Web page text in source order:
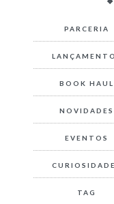
PARCERIA
BOOK HAUL
NOVIDADES
EVENTOS
TAG